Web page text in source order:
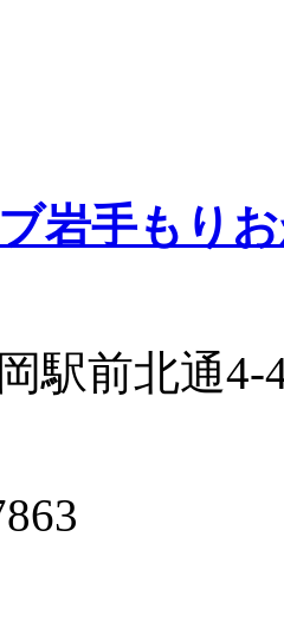
岩手もり
駅前北通4-